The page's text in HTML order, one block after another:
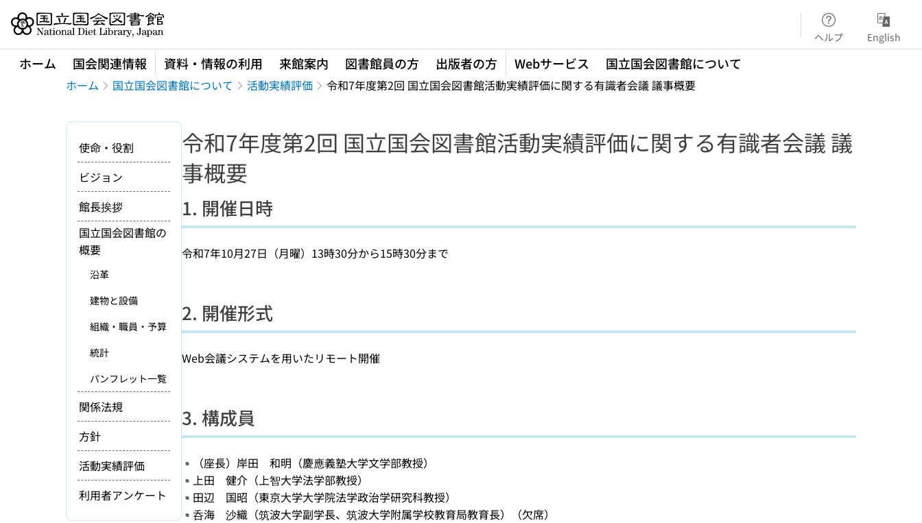
本文へ移動
ヘルプ English
ホーム 国会関連情報 資料・情報の利用 来館案内 図書館員の方 出版者の方 Webサービス 国立国会図書館について
ホーム 国立国会図書館について 活動実績評価 令和7年度第2回 国立国会図書館活動実績評価に関する有識者会議 議事概要
令和7年度第2回 国立国会図書館活動実績評価に関する有識者会議 議
事概要
1. 開催日時
令和7年10月27日（月曜）13時30分から15時30分まで
2. 開催形式
Web会議システムを用いたリモート開催
3. 構成員
（座長）岸田 和明（慶應義塾大学文学部教授）
上田 健介（上智大学法学部教授）
田辺 国昭（東京大学大学院法学政治学研究科教授）
呑海 沙織（筑波大学副学長、筑波大学附属学校教育局教育長）（欠席）
使命・役割
ビジョン
館長挨拶
国立国会図書館の
概要
沿革
建物と設備
組織・職員・予算
統計
パンフレット一覧
関係法規
方針
活動実績評価
利用者アンケート